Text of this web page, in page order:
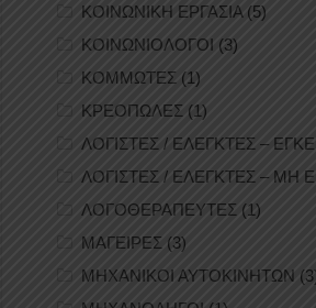
ΚΟΙΝΩΝΙΚΗ ΕΡΓΑΣΙΑ(5)
ΚΟΙΝΩΝΙΟΛΟΓΟΙ (3)
ΚΟΜΜΩΤΕΣ (1)
ΚΡΕΟΠΩΛΕΣ (1)
ΛΟΓΙΣΤΕΣ / ΕΛΕΓΚΤΕΣ –
ΛΟΓΙΣΤΕΣ / ΕΛΕΓΚΤΕΣ – ΜΗ
ΛΟΓΟΘΕΡΑΠΕΥΤΕΣ (1)
ΜΑΓΕΙΡΕΣ (3)
ΜΗΧΑΝΙΚΟΙ ΑΥΤΟΚΙΝΗΤΩΝ